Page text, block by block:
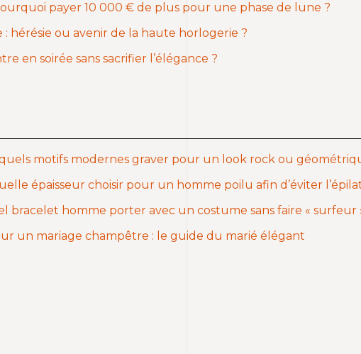
payer 10 000 € de plus pour une phase de lune ?
hérésie ou avenir de la haute horlogerie ?
en soirée sans sacrifier l’élégance ?
quels motifs modernes graver pour un look rock ou
épaisseur choisir pour un homme poilu afin d’éviter
bracelet homme porter avec un costume sans faire « surfeur
un mariage champêtre : le guide du marié élégant